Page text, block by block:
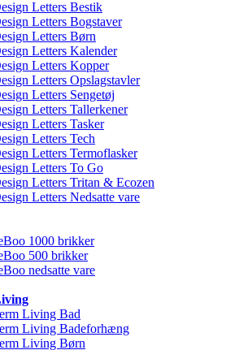
Letters Bestik
Letters Bogstaver
Letters Børn
Letters Kalender
Letters Kopper
Letters Opslagstavler
Letters Sengetøj
Letters Tallerkener
Letters Tasker
Letters Tech
Letters Termoflasker
Letters To Go
Letters Tritan & Ecozen
Letters Nedsatte vare
1000 brikker
500 brikker
nedsatte vare
Living Bad
Living Badeforhæng
Living Børn